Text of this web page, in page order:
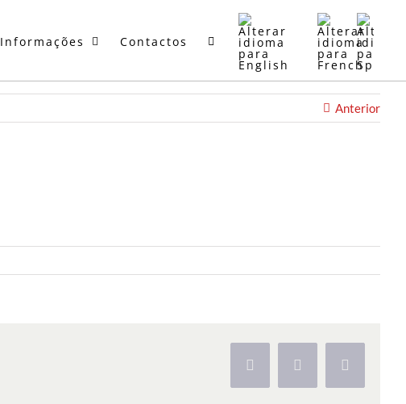
Informações Contactos
Anterior
Facebook
X Pinterest